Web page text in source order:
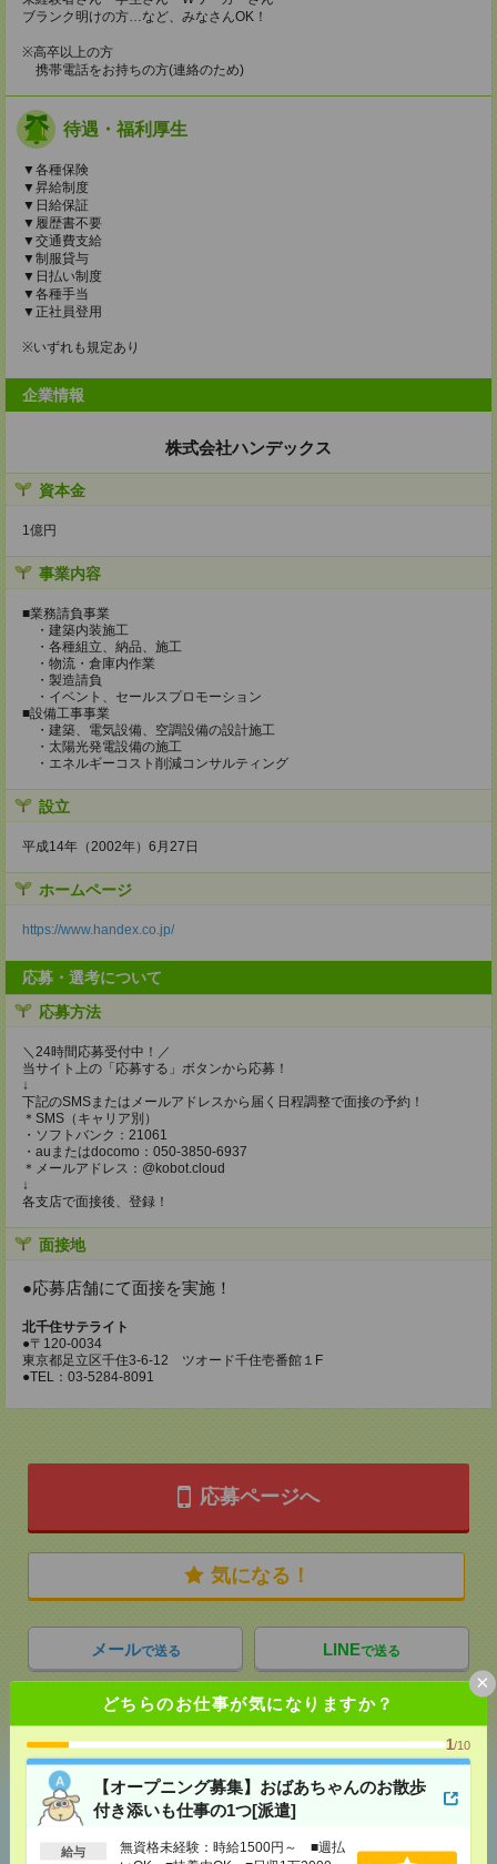
どちらのお仕事が気になりますか？
1/10
【オープニング募集】おばあちゃんのお散歩
付き添いも仕事の1つ[派遣]
給与
無資格未経験：時給1500円～ ■週払
×
ブランク明けの方…など、みなさんOK！
※高卒以上の方
携帯電話をお持ちの方(連絡のため)
待遇・福利厚生
▼各種保険
▼昇給制度
▼日給保証
▼履歴書不要
▼交通費支給
▼制服貸与
▼日払い制度
▼各種手当
▼正社員登用
※いずれも規定あり
企業情報
株式会社ハンデックス
資本金
1億円
事業内容
■業務請負事業
・建築内装施工
・各種組立、納品、施工
・物流・倉庫内作業
・製造請負
・イベント、セールスプロモーション
■設備工事事業
・建築、電気設備、空調設備の設計施工
・太陽光発電設備の施工
・エネルギーコスト削減コンサルティング
設立
平成14年（2002年）6月27日
ホームページ
https://www.handex.co.jp/
応募・選考について
応募方法
＼24時間応募受付中！／
当サイト上の「応募する」ボタンから応募！
↓
下記のSMSまたはメールアドレスから届く日程調整で面接の予約！
＊SMS（キャリア別）
・ソフトバンク：21061
・auまたはdocomo：050-3850-6937
＊メールアドレス：@kobot.cloud
↓
各支店で面接後、登録！
面接地
●応募店舗にて面接を実施！
北千住サテライト
●〒120-0034
東京都足立区千住3-6-12 ツオード千住壱番館１F
●TEL：03-5284-8091
応募ページへ
気になる！
メールで送る LINEで送る
シェア ツイート ブックマーク
あなたの閲覧履歴からの